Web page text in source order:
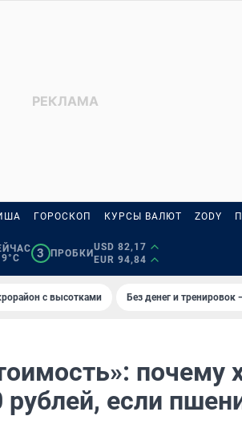
ГОРОСКОП КУРСЫ ВАЛЮТ ZODY
3 ПРОБКИ
USD 82,17
EUR 94,84
с высотками Без денег и тренировок
почему
если